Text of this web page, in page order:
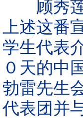
顾秀莲
上述这番
学生代表
０天的中
勃雷先生
代表团并